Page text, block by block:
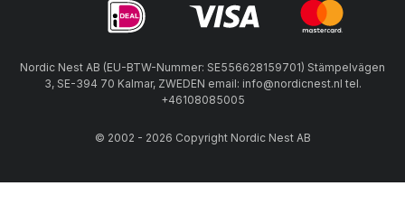
Nordic Nest AB (EU-BTW-Nummer: SE556628159701) Stämpelvägen
3, SE-394 70 Kalmar, ZWEDEN email: info@nordicnest.nl tel.
+46108085005
© 2002 - 2026 Copyright Nordic Nest AB